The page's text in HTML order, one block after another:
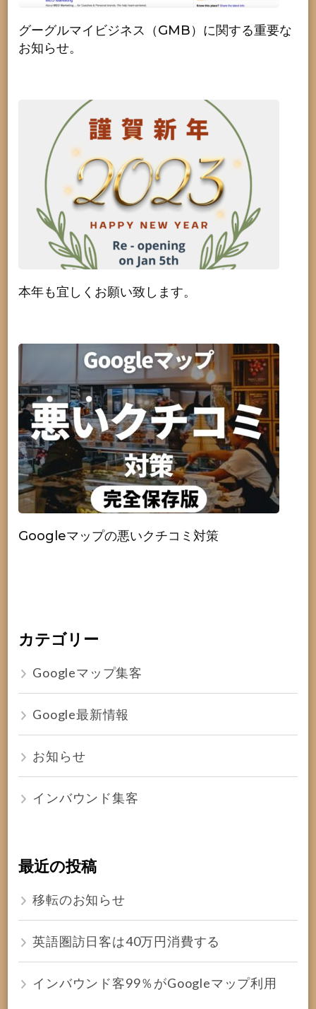
グーグルマイビジネス（GMB）に関する重要な
お知らせ。
本年も宜しくお願い致します。
Googleマップの悪いクチコミ対策
カテゴリー
Googleマップ集客
Google最新情報
お知らせ
インバウンド集客
最近の投稿
移転のお知らせ
英語圏訪日客は40万円消費する
インバウンド客99％がGoogleマップ利用